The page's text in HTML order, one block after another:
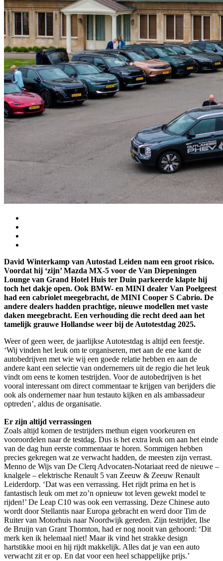
David Winterkamp van Autostad Leiden nam een groot risico.
Voordat hij ‘zijn’ Mazda MX-5 voor de Van Diepeningen
Lounge van Grand Hotel Huis ter Duin parkeerde klapte hij
toch het dakje open. Ook BMW- en MINI dealer Van Poelgeest
had een cabriolet meegebracht, de MINI Cooper S Cabrio. De
andere dealers hadden prachtige, nieuwe modellen met vaste
daken meegebracht. Een verhouding die recht deed aan het
tamelijk grauwe Hollandse weer bij de Autotestdag 2025.
Weer of geen weer, de jaarlijkse Autotestdag is altijd een feestje.
‘Wij vinden het leuk om te organiseren, met aan de ene kant de
autobedrijven met wie wij een goede relatie hebben en aan de
andere kant een selectie van ondernemers uit de regio die het leuk
vindt om eens te komen testrijden. Voor de autobedrijven is het
vooral interessant om direct commentaar te krijgen van berijders die
ook als ondernemer naar hun testauto kijken en als ambassadeur
optreden’, aldus de organisatie.
Er zijn altijd verrassingen
Zoals altijd komen de testrijders methun eigen voorkeuren en
vooroordelen naar de testdag. Dus is het extra leuk om aan het einde
van de dag hun eerste commentaar te horen. Sommigen hebben
precies gekregen wat ze verwacht hadden, de meesten zijn verrast.
Menno de Wijs van De Clerq Advocaten-Notariaat reed de nieuwe –
knalgele – elektrische Renault 5 van Zeeuw & Zeeuw Renault
Leiderdorp. ‘Dat was een verrassing. Het rijdt prima en het is
fantastisch leuk om met zo’n opnieuw tot leven gewekt model te
rijden!’ De Leap C10 was ook een verrassing. Deze Chinese auto
wordt door Stellantis naar Europa gebracht en werd door Tim de
Ruiter van Motorhuis naar Noordwijk gereden. Zijn testrijder, Ilse
de Bruijn van Grant Thornton, had er nog nooit van gehoord: ‘Dit
merk ken ik helemaal niet! Maar ik vind het strakke design
hartstikke mooi en hij rijdt makkelijk. Alles dat je van een auto
verwacht zit er op. En dat voor een heel schappelijke prijs.’